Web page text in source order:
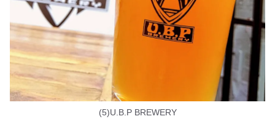
(5)U.B.P BREWERY